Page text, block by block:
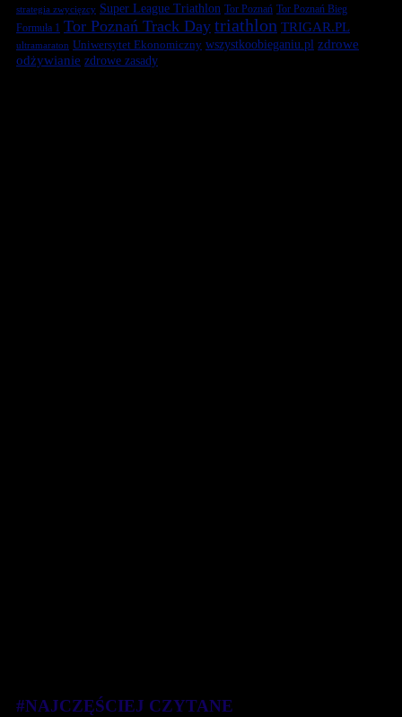
strategia zwycięzcy Super League Triathlon Tor Poznań Tor Poznań Bieg
Formuła 1 Tor Poznań Track Day triathlon TRIGAR.PL
ultramaraton Uniwersytet Ekonomiczny wszystkoobieganiu.pl zdrowe
odżywianie zdrowe zasady
#NAJCZĘŚCIEJ CZYTANE